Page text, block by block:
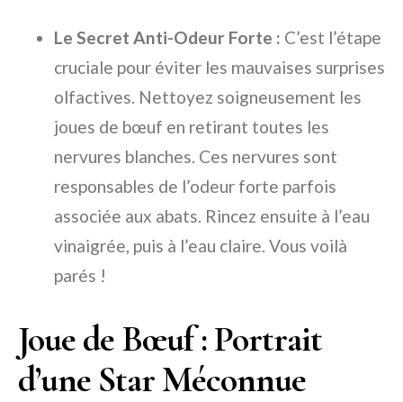
Le Secret Anti-Odeur Forte : C’est l’étape
cruciale pour éviter les mauvaises surprises
olfactives. Nettoyez soigneusement les
joues de bœuf en retirant toutes les
nervures blanches. Ces nervures sont
responsables de l’odeur forte parfois
associée aux abats. Rincez ensuite à l’eau
vinaigrée, puis à l’eau claire. Vous voilà
parés !
Joue de Bœuf : Portrait
d’une Star Méconnue